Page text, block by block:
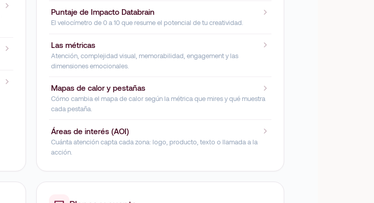
Puntaje de Impacto Databrain
El velocímetro de 0 a 10 que resume el potencial de tu creatividad.
Las métricas
Atención, complejidad visual, memorabilidad, engagement y las
dimensiones emocionales.
Mapas de calor y pestañas
Cómo cambia el mapa de calor según la métrica que mires y qué muestra
cada pestaña.
Áreas de interés (AOI)
Cuánta atención capta cada zona: logo, producto, texto o llamada a la
acción.